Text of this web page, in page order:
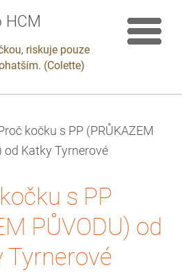
HCM
riskuje pouze
(Colette)
kočku s PP (PRŮKAZEM
od Katky Tyrnerové
s PP
PŮVODU) od
Tyrnerové